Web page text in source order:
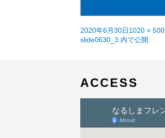
投
稿
2020年6月30日フ
ル
1020 × 500
投
ゲ
ー
slide0630_3 内で公開
ACCESS